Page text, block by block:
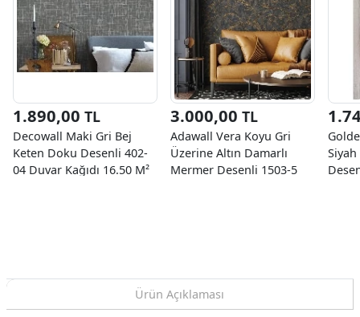
1.890,00 TL
Decowall Maki Gri Bej
Keten Doku Desenli 402-
04 Duvar Kağıdı 16.50 M²
3.000,00 TL
Adawall Vera Koyu Gri
Üzerine Altın Damarlı
Mermer Desenli 1503-5
Ürün Açıklaması